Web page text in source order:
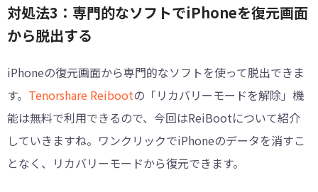
対処法3：専門的なソフトでiPhoneを復元画面
から脱出する
iPhoneの復元画面から専門的なソフトを使って脱出できま
す。 Tenorshare Reibootの「リカバリーモードを解除」機
能は無料で利用できるので、今回はReiBootについて紹介
していきますね。ワンクリックでiPhoneのデータを消すこ
となく、リカバリーモードから復元できます。